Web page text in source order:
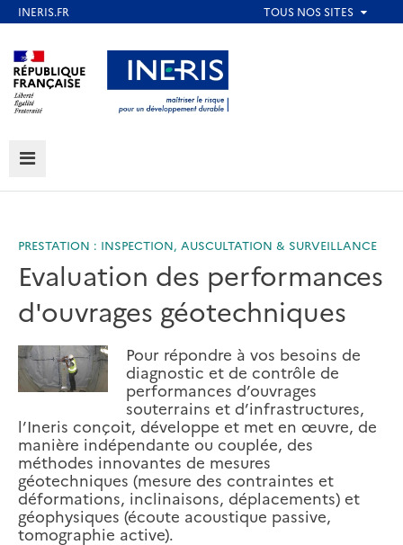
au
contenu
principal
Aller au contenu Aller au menu
Aller au pied de page
MENU
PRESTATION : INSPECTION, AUSCULTATION & SURVEILLANCE
Evaluation des performances
d'ouvrages géotechniques
Pour répondre à vos besoins de
diagnostic et de contrôle de
performances d’ouvrages
souterrains et d’infrastructures,
l’Ineris conçoit, développe et met en œuvre, de
manière indépendante ou couplée, des
méthodes innovantes de mesures
géotechniques (mesure des contraintes et
déformations, inclinaisons, déplacements) et
géophysiques (écoute acoustique passive,
tomographie active).